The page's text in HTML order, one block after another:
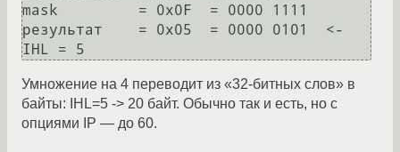
mask         = 0x0F  = 0000 1111
результат    = 0x05  = 0000 0101  <-
Умножение на 4 переводит из «32-битных слов» в
байты: IHL=5 -> 20 байт. Обычно так и есть, но с
опциями IP — до 60.